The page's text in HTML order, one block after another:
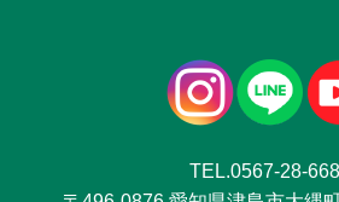
TEL.0567-28-